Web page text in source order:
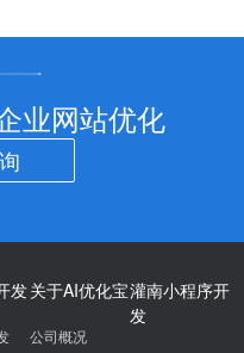
业网站优化
发关于AI优化宝
公司概况
灌南小程序开
发